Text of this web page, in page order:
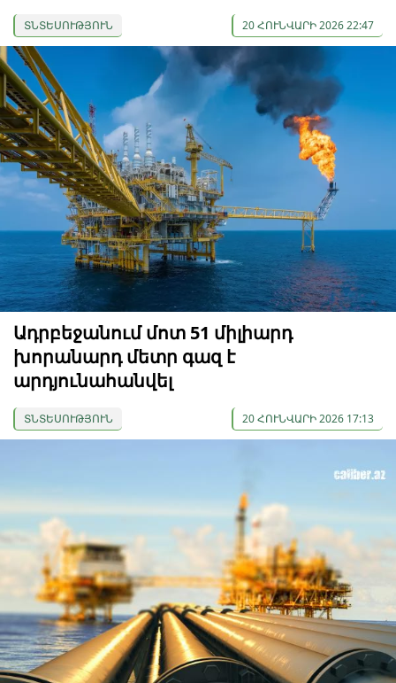
ՏՆՏԵՍՈՒԹՅՈՒՆ 20 ՀՈՒՆՎԱՐԻ 2026 22:47
Ադրբեջանում մոտ 51 միլիարդ
խորանարդ մետր գազ է
արդյունահանվել
ՏՆՏԵՍՈՒԹՅՈՒՆ 20 ՀՈՒՆՎԱՐԻ 2026 17:13